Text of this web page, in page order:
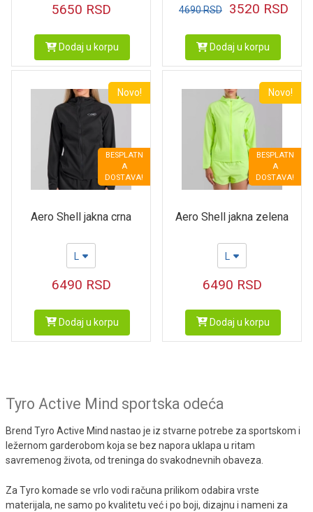
5650 RSD
Dodaj u korpu
4690RSD 3520 RSD
Dodaj u korpu
BESPLATN
A
DOSTAVA!
Novo!
Aero Shell jakna crna
L
6490 RSD
Dodaj u korpu
BESPLATN
A
DOSTAVA!
Novo!
Aero Shell jakna zelena
L
6490 RSD
Dodaj u korpu
Tyro Active Mind sportska odeća
Brend Tyro Active Mind nastao je iz stvarne potrebe za sportskom i
ležernom garderobom koja se bez napora uklapa u ritam
savremenog života, od treninga do svakodnevnih obaveza.
Za Tyro komade se vrlo vodi računa prilikom odabira vrste
materijala, ne samo po kvalitetu već i po boji, dizajnu i nameni za